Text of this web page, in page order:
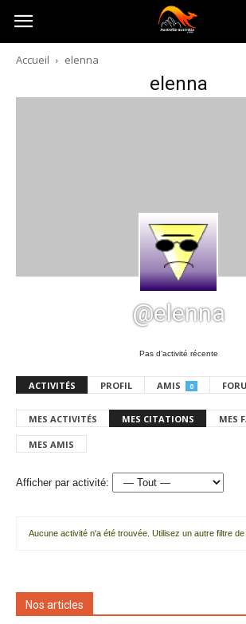
Australia-
australie.com
Accueil elenna
elenna
@elenna
Pas d’activité récente
ACTIVITÉS PROFIL AMIS 0
MES ACTIVITÉS MES CITATIONS MES
MES AMIS
Afficher par activité:
Aucune activité n'a été trouvée. Utilisez un autre filtre de
Nos articles